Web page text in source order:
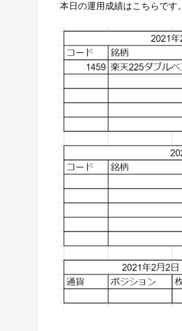
本日の運用成績はこちらです。